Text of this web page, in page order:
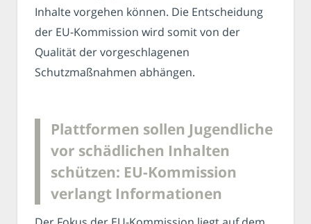
Inhalte vorgehen können. Die Entscheidung
der EU-Kommission wird somit von der
Qualität der vorgeschlagenen
Schutzmaßnahmen abhängen.
Plattformen sollen Jugendliche
vor schädlichen Inhalten
schützen: EU-Kommission
verlangt Informationen